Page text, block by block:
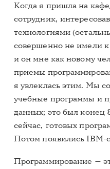
Когда я пришла на
сотрудник,
технологиями
совершенно не имели к
и он мне как новому
приемы
я увлеклась этим. Мы
учебные программы и
данных; это был конец
сейчас, готовых
Потом появились
Программирование —